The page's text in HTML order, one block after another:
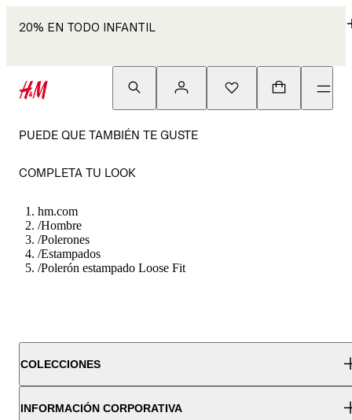
20% EN TODO INFANTIL
PUEDE QUE TAMBIÉN TE GUSTE
COMPLETA TU LOOK
hm.com
/Hombre
/Polerones
/Estampados
/Polerón estampado Loose Fit
COLECCIONES
INFORMACIÓN CORPORATIVA